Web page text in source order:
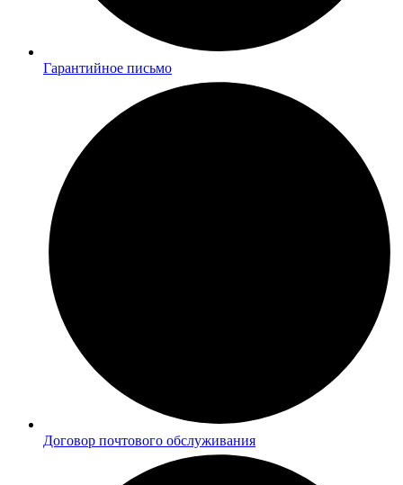
Гарантийное письмо
Договор почтового обслуживания